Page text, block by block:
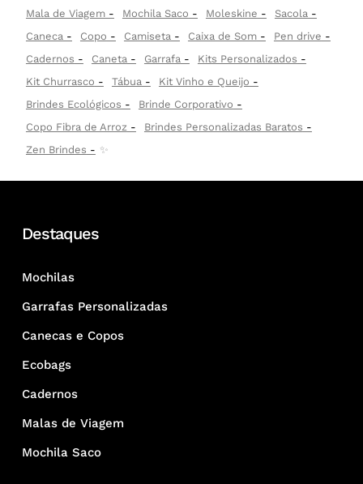
Mala de Viagem
Mochila Saco Moleskine
Sacola
Caneca
Copo Camiseta Caixa de Som
Pen drive
Cadernos
Caneta Garrafa
Kits Personalizados
Kit Churrasco
Tábua
Kit Vinho e Queijo
Brindes Ecológicos
Brinde Corporativo
Copo Fibra de Arroz
Brindes Personalizadas Baratos
Zen Brindes
✨
Destaques
Mochilas
Garrafas Personalizadas
Canecas e Copos
Ecobags
Cadernos
Malas de Viagem
Mochila Saco